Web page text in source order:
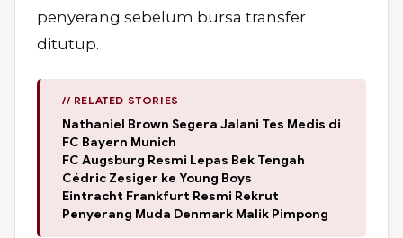
penyerang sebelum bursa transfer
ditutup.
// RELATED STORIES
Nathaniel Brown Segera Jalani Tes Medis di
FC Bayern Munich
FC Augsburg Resmi Lepas Bek Tengah
Cédric Zesiger ke Young Boys
Eintracht Frankfurt Resmi Rekrut
Penyerang Muda Denmark Malik Pimpong